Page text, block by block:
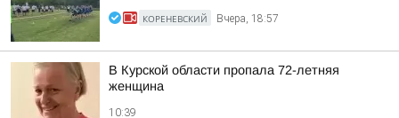
КОРЕНЕВСКИЙ Вчера, 18:57
В Курской области пропала 72-летняя
женщина
10:39